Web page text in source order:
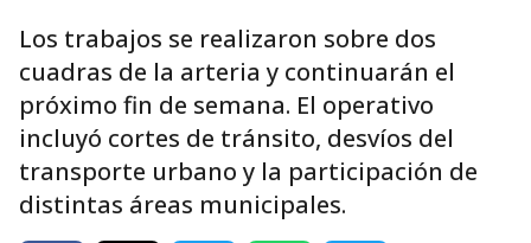
Los trabajos se realizaron sobre dos
cuadras de la arteria y continuarán el
próximo fin de semana. El operativo
incluyó cortes de tránsito, desvíos del
transporte urbano y la participación de
distintas áreas municipales.